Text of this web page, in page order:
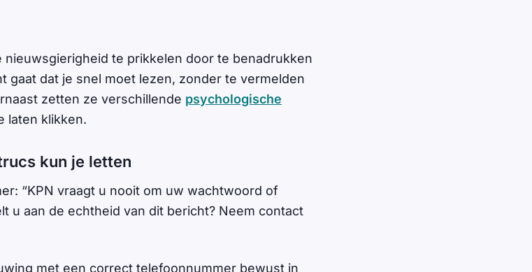
te prikkelen door te benadrukken
gaat dat je snel moet lezen, zonder te vermelden
zetten ze verschillende psychologische
laten klikken.
kun je letten
“KPN vraagt u nooit om uw wachtwoord of
u aan de echtheid van dit bericht? Neem contact
met een correct telefoonnummer bewust in